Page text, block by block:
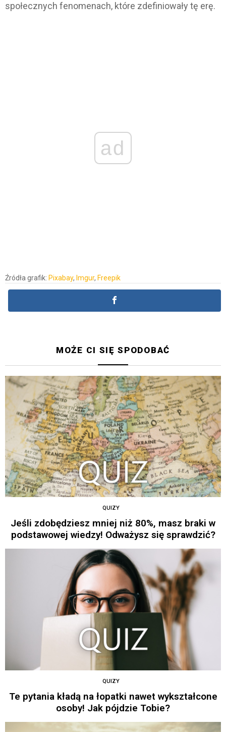
społecznych fenomenach, które zdefiniowały tę erę.
ad
Źródła grafik: Pixabay, Imgur, Freepik
MOŻE CI SIĘ SPODOBAĆ
QUIZY
Jeśli zdobędziesz mniej niż 80%, masz braki w
podstawowej wiedzy! Odważysz się sprawdzić?
QUIZY
Te pytania kładą na łopatki nawet wykształcone
osoby! Jak pójdzie Tobie?